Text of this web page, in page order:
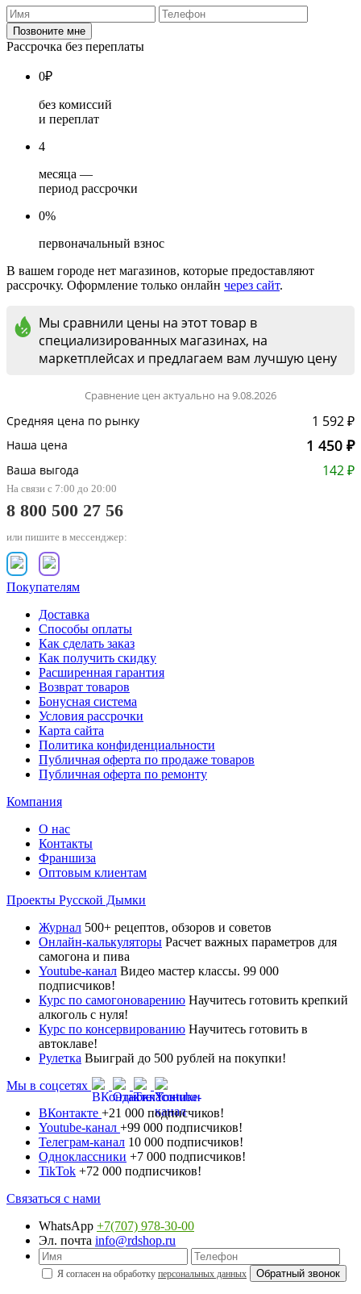
Рассрочка без переплаты
0₽
без комиссий
и переплат
4
месяца —
период рассрочки
0%
первоначальный взнос
В вашем городе нет магазинов, которые предоставляют
рассрочку. Оформление только онлайн через сайт.
Мы сравнили цены на этот товар в
специализированных магазинах, на
маркетплейсах и предлагаем вам лучшую цену
Сравнение цен актуально на 9.08.2026
Средняя цена по рынку 1 592 ₽
Наша цена 1 450 ₽
Ваша выгода 142 ₽
На связи с 7:00 до 20:00
8 800 500 27 56
или пишите в мессенджер:
Покупателям
Доставка
Способы оплаты
Как сделать заказ
Как получить скидку
Расширенная гарантия
Возврат товаров
Бонусная система
Условия рассрочки
Карта сайта
Политика конфиденциальности
Публичная оферта по продаже товаров
Публичная оферта по ремонту
Компания
О нас
Контакты
Франшиза
Оптовым клиентам
Проекты Русской Дымки
Журнал 500+ рецептов, обзоров и советов
Онлайн-калькуляторы Расчет важных параметров для
самогона и пива
Youtube-канал Видео мастер классы. 99 000
подписчиков!
Курс по самогоноварению Научитесь готовить крепкий
алкоголь с нуля!
Курс по консервированию Научитесь готовить в
автоклаве!
Рулетка Выиграй до 500 рублей на покупки!
Мы в соцсетях
ВКонтакте +21 000 подписчиков!
Youtube-канал +99 000 подписчиков!
Телеграм-канал 10 000 подписчиков!
Одноклассники +7 000 подписчиков!
TikTok +72 000 подписчиков!
Связаться с нами
WhatsApp +7(707) 978-30-00
Эл. почта info@rdshop.ru
Я согласен на обработку персональных данных